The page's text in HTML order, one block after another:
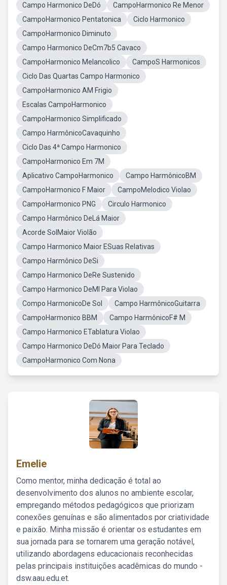
Campo Harmonico DeDó
CampoHarmonico Re Menor
CampoHarmonico Pentatonica
Ciclo Harmonico
CampoHarmonico Diminuto
Campo Harmonico DeCm7b5 Cavaco
CampoHarmonico Melancolico
CampoS Harmonicos
Ciclo Das Quartas Campo Harmonico
CampoHarmonico AM Frigio
Escalas CampoHarmonico
CampoHarmonico Simplificado
Campo HarmônicoCavaquinho
Ciclo Das 4ª Campo Harmonico
CampoHarmonico Em 7M
Aplicativo CampoHarmonico
Campo HarmônicoBM
CampoHarmonico F Maior
CampoMelodico Violao
CampoHarmonico PNG
Circulo Harmonico
Campo Harmônico DeLá Maior
Acorde SolMaior Violão
Campo Harmonico Maior ESuas Relativas
Campo Harmônico DeSi
Campo Harmonico DeRe Sustenido
Campo Harmonico DeMI Para Violao
Compo HarmonicoDe Sol
Campo HarmônicoGuitarra
CampoHarmonico BBM
Campo HarmônicoF# M
Campo Harmonico ETablatura Violao
Campo Harmonico DeDó Maior Para Teclado
CampoHarmonico Com Nona
Emelie
Como mentor, minha dedicação é total ao
desenvolvimento dos alunos no ambiente escolar,
empregando métodos pedagógicos que priorizam
conexões genuínas e são alimentados por criatividade
e paixão. Minha missão é orientar os estudantes em
sua jornada para se tornarem uma geração notável,
utilizando abordagens educacionais reconhecidas
pelas principais instituições acadêmicas do mundo -
dsw.aau.edu.et.